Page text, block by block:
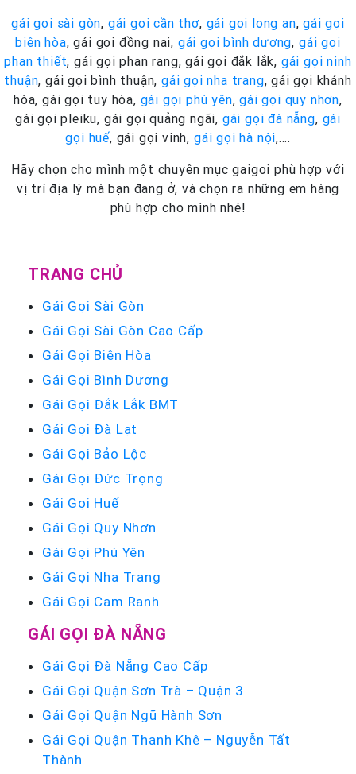
gái gọi sài gòn, gái gọi cần thơ, gái gọi long an,gái gọi
biên hòa, gái gọi đồng nai, gái gọi bình dương, gái gọi
phan thiết, gái gọi phan rang, gái gọi đắk lắk, gái gọi ninh
thuận, gái gọi bình thuận, gái gọi nha trang, gái gọi khánh
hòa, gái gọi tuy hòa, gái gọi phú yên,gái gọi quy nhơn,
gái gọi pleiku, gái gọi quảng ngãi, gái gọi đà nẵng, gái
gọi huế, gái gọi vinh, gái gọi hà nội,….
Hãy chọn cho mình một chuyên mục gaigoi phù hợp với
vị trí địa lý mà bạn đang ở, và chọn ra những em hàng
phù hợp cho mình nhé!
TRANG CHỦ
Gái Gọi Sài Gòn
Gái Gọi Sài Gòn Cao Cấp
Gái Gọi Biên Hòa
Gái Gọi Bình Dương
Gái Gọi Đắk Lắk BMT
Gái Gọi Đà Lạt
Gái Gọi Bảo Lộc
Gái Gọi Đức Trọng
Gái Gọi Huế
Gái Gọi Quy Nhơn
Gái Gọi Phú Yên
Gái Gọi Nha Trang
Gái Gọi Cam Ranh
GÁI GỌI ĐÀ NẴNG
Gái Gọi Đà Nẵng Cao Cấp
Gái Gọi Quận Sơn Trà – Quận 3
Gái Gọi Quận Ngũ Hành Sơn
Gái Gọi Quận Thanh Khê – Nguyễn Tất
Thành